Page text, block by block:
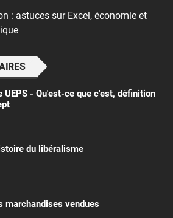
: astuces sur Excel, économie et
UEPS - Qu'est-ce que c'est, définition
du libéralisme
marchandises vendues